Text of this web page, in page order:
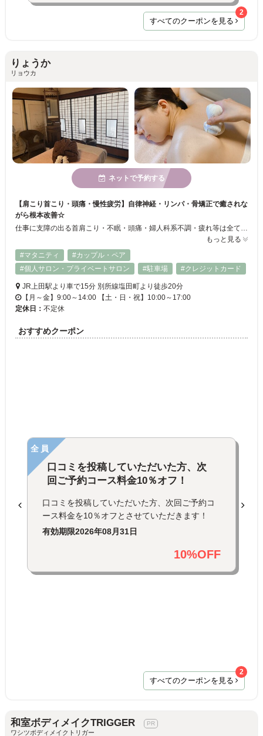
すべてのクーポンを見る
2
りょうか
リョウカ
ネットで予約する
【肩こり首こり・頭痛・慢性疲労】自律神経・リンパ・骨矯正で癒されな
がら根本改善☆
仕事に支障の出る首肩こり・不眠・頭痛・婦人科系不調・疲れ等は全て自律神経の乱れと身体の歪みからくる血行やリンパの滞りが原因です。ハーブボール矯正【キリ】は温めながらほぐし、流し、歪みを整え、根本にアプローチ。小顔や美顔、ダイエットにも◎丁寧なカウンセリングとアフターフォロー付きで初めての方でも安心♪
もっと見る
#マタニティ
#カップル・ペア
#個人サロン・プライベートサロン
#駐車場 #クレジットカード
JR上田駅より車で15分 別所線塩田町より徒歩20分
【月～金】9:00～14:00 【土・日・祝】10:00～17:00
定休日： 不定休
おすすめクーポン
全員
口コミを投稿していただいた方、次
回ご予約コース料金10％オフ！
口コミを投稿していただいた方、次回ご予約コ
ース料金を10％オフとさせていただきます！
有効期限2026年08月31日
10%OFF
すべてのクーポンを見る
2
和室ボディメイクTRIGGER
ワシツボディメイクトリガー